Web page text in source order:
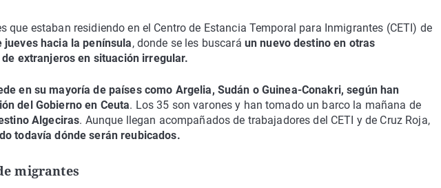
que estaban residiendo en el Centro de Estancia Temporal para Inmigrantes (CETI) de
jueves hacia la península, donde se les buscará un nuevo destino en otras
extranjeros en situación irregular.
en su mayoría de países como Argelia, Sudán o Guinea-Conakri, según han
del Gobierno en Ceuta. Los 35 son varones y han tomado un barco la mañana de
Algeciras. Aunque llegan acompañados de trabajadores del CETI y de Cruz Roja,
todavía dónde serán reubicados.
migrantes